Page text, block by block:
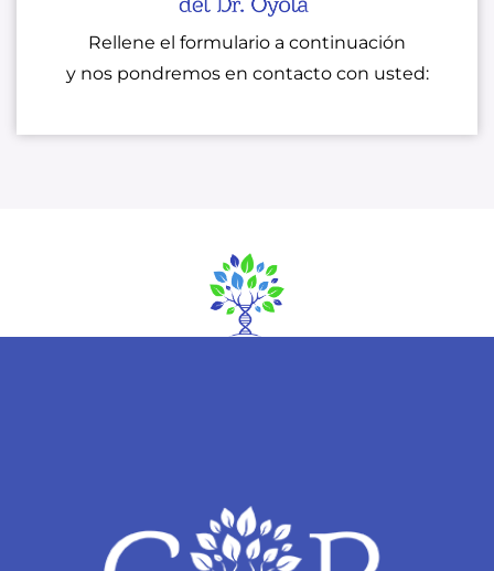
Rellene el formulario a continuación
y nos pondremos en contacto con usted: